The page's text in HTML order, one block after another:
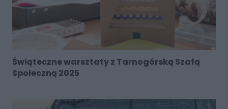
Świąteczne warsztaty z Tarnogórską Szafą
Społeczną 2025